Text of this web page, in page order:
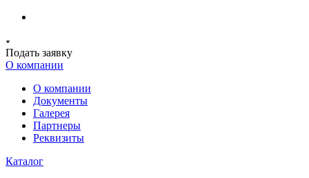
Подать заявку
О компании
О компании
Документы
Галерея
Партнеры
Реквизиты
Каталог